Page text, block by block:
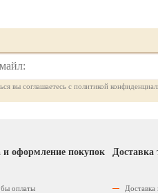
вы соглашаетесь с политикой
и оформление покупок
оплаты
Доставка